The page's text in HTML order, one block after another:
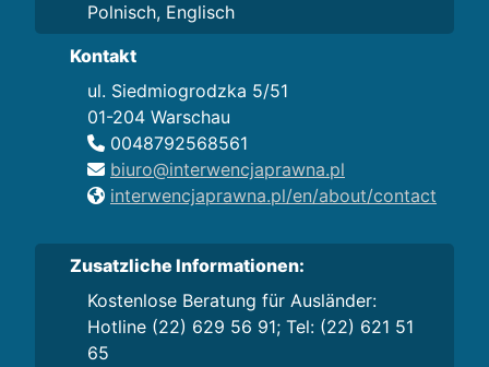
Polnisch, Englisch
Kontakt
ul. Siedmiogrodzka 5/51
01-204 Warschau
0048792568561
biuro@interwencjaprawna.pl
interwencjaprawna.pl/en/about/contact
Zusatzliche Informationen:
Kostenlose Beratung für Ausländer:
Hotline (22) 629 56 91; Tel: (22) 621 51
65